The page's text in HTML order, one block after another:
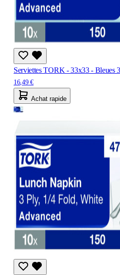
Serviettes TORK - 33x33 - Bleues
16,49 €
Achat rapide